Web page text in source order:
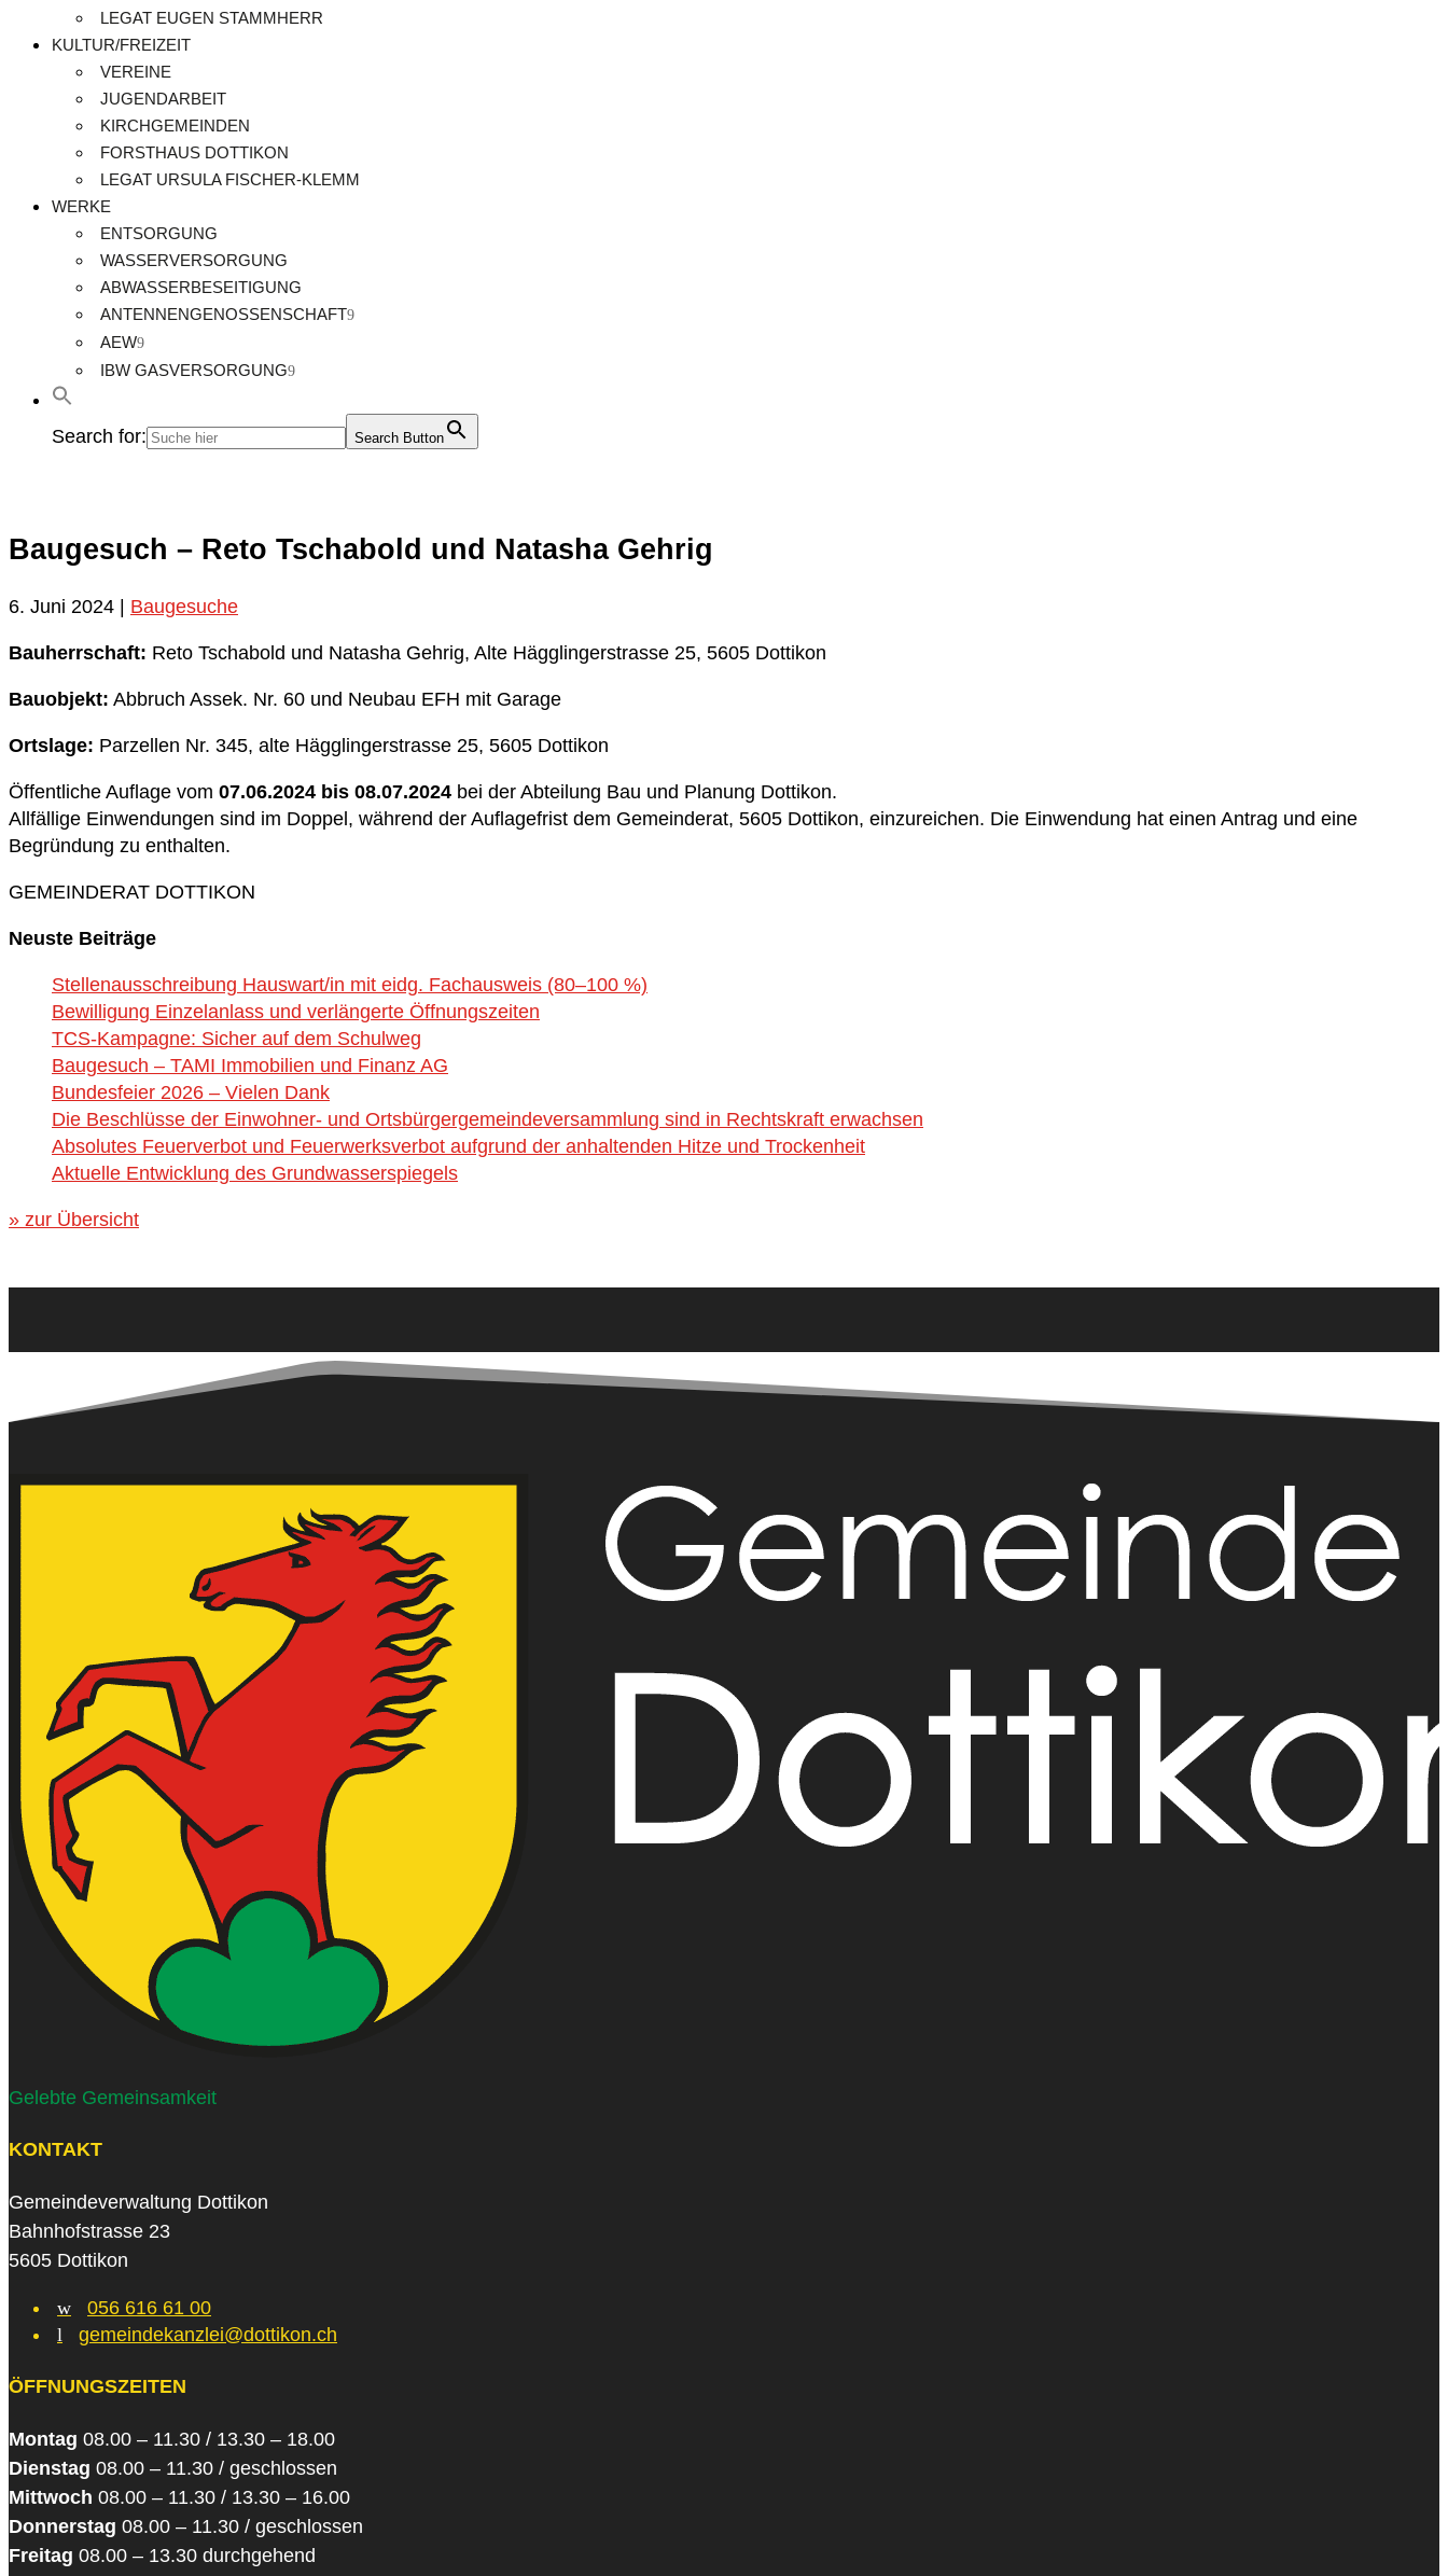
LEGAT EUGEN STAMMHERR
KULTUR/FREIZEIT
VEREINE
JUGENDARBEIT
KIRCHGEMEINDEN
FORSTHAUS DOTTIKON
LEGAT URSULA FISCHER-KLEMM
WERKE
ENTSORGUNG
WASSERVERSORGUNG
ABWASSERBESEITIGUNG
ANTENNENGENOSSENSCHAFT
AEW
IBW GASVERSORGUNG
Search for: Search Button
Baugesuch – Reto Tschabold und Natasha Gehrig
6. Juni 2024 | Baugesuche
Bauherrschaft: Reto Tschabold und Natasha Gehrig, Alte Hägglingerstrasse 25, 5605 Dottikon
Bauobjekt: Abbruch Assek. Nr. 60 und Neubau EFH mit Garage
Ortslage: Parzellen Nr. 345, alte Hägglingerstrasse 25, 5605 Dottikon
Öffentliche Auflage vom 07.06.2024 bis 08.07.2024 bei der Abteilung Bau und Planung Dottikon.
Allfällige Einwendungen sind im Doppel, während der Auflagefrist dem Gemeinderat, 5605 Dottikon, einzureichen. Die Einwendung hat einen Antrag und eine
Begründung zu enthalten.
GEMEINDERAT DOTTIKON
Neuste Beiträge
Stellenausschreibung Hauswart/in mit eidg. Fachausweis (80–100 %)
Bewilligung Einzelanlass und verlängerte Öffnungszeiten
TCS-Kampagne: Sicher auf dem Schulweg
Baugesuch – TAMI Immobilien und Finanz AG
Bundesfeier 2026 – Vielen Dank
Die Beschlüsse der Einwohner- und Ortsbürgergemeindeversammlung sind in Rechtskraft erwachsen
Absolutes Feuerverbot und Feuerwerksverbot aufgrund der anhaltenden Hitze und Trockenheit
Aktuelle Entwicklung des Grundwasserspiegels
» zur Übersicht
Gelebte Gemeinsamkeit
KONTAKT
Gemeindeverwaltung Dottikon
Bahnhofstrasse 23
5605 Dottikon
w
056 616 61 00
l
gemeindekanzlei@dottikon.ch
ÖFFNUNGSZEITEN
Montag 08.00 – 11.30 / 13.30 – 18.00
Dienstag 08.00 – 11.30 / geschlossen
Mittwoch 08.00 – 11.30 / 13.30 – 16.00
Donnerstag 08.00 – 11.30 / geschlossen
Freitag 08.00 – 13.30 durchgehend